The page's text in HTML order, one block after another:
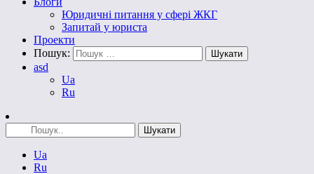
Юридичні питання у сфері ЖКГ
Запитай у юриста
Проекти
Пошук:
asd
Ua
Ru
Ua
Ru